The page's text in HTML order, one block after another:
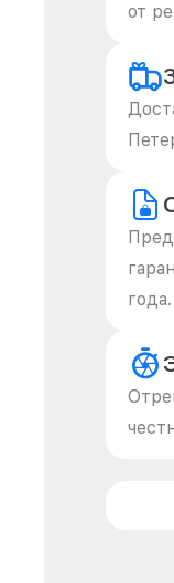
от
года.